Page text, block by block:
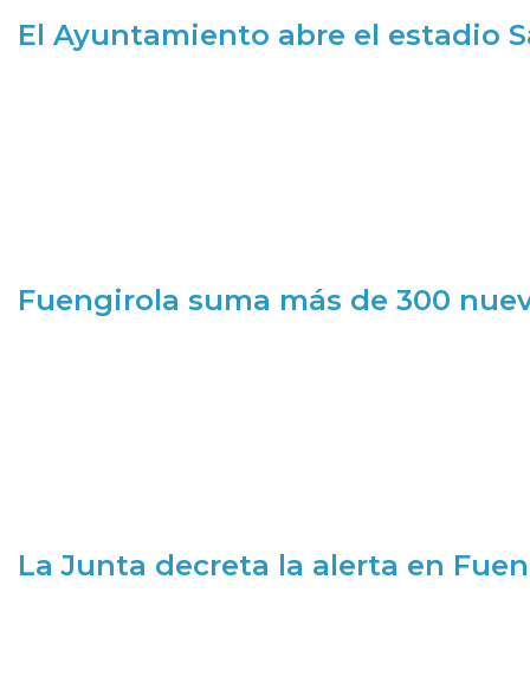
El Ayuntamiento abre el estadio
Fuengirola suma más de 300
La Junta decreta la alerta en